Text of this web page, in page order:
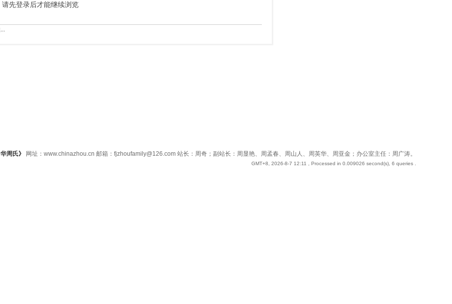
请先登录后才能继续浏览
华周氏》 网址：www.chinazhou.cn 邮箱：fjzhoufamily@126.com 站长：周奇；副站长：周显艳、周孟春、周山人、周英华、周亚金；办公室主任：周广涛。
GMT+8, 2026-8-7 12:11 , Processed in 0.009026 second(s), 6 queries .